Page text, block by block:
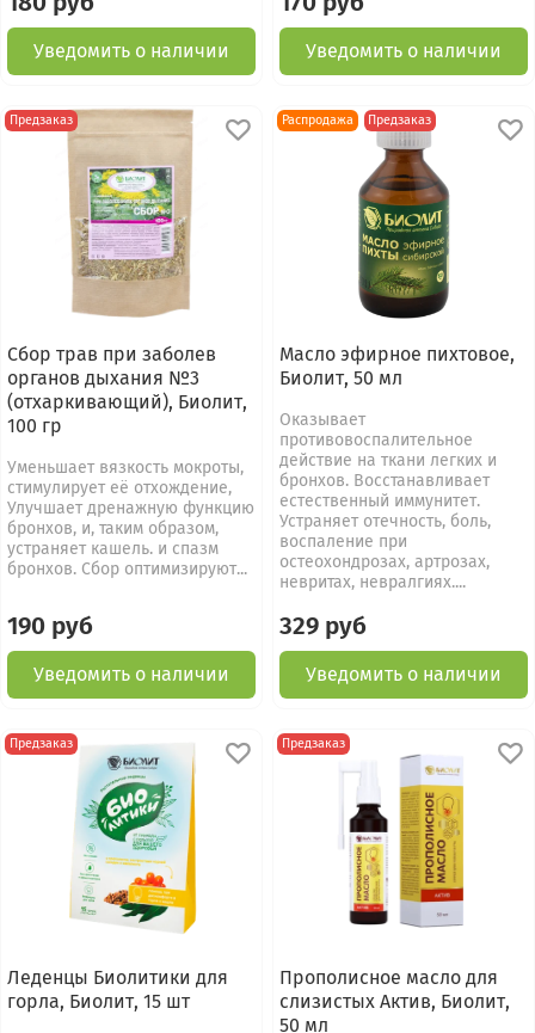
Уведомить о наличии Уведомить о наличии
Предзаказ
Сбор трав при заболев
органов дыхания №3
(отхаркивающий), Биолит,
100 гр
Уменьшает вязкость мокроты,
стимулирует её отхождение,
Улучшает дренажную функцию
бронхов, и, таким образом,
устраняет кашель. и спазм
бронхов. Сбор оптимизируют...
190 руб
Уведомить о наличии
Распродажа Предзаказ
Масло эфирное пихтовое,
Биолит, 50 мл
Оказывает
противовоспалительное
действие на ткани легких и
бронхов. Восстанавливает
естественный иммунитет.
Устраняет отечность, боль,
воспаление при
остеохондрозах, артрозах,
невритах, невралгиях....
329 руб
Уведомить о наличии
Предзаказ
Леденцы Биолитики для
горла, Биолит, 15 шт
Предзаказ
Прополисное масло для
слизистых Актив, Биолит,
50 мл